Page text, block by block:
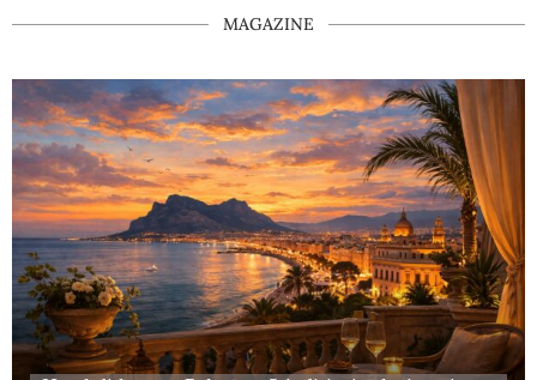
MAGAZINE
Hotel di lusso a Palermo: 3 indirizzi selezionati
Hotel di lusso a Palermo: 3 indirizzi selezionati